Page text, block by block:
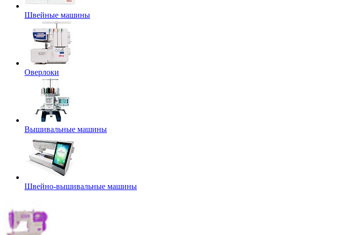
Швейные машины
Оверлоки
Вышивальные машины
Швейно-вышивальные машины